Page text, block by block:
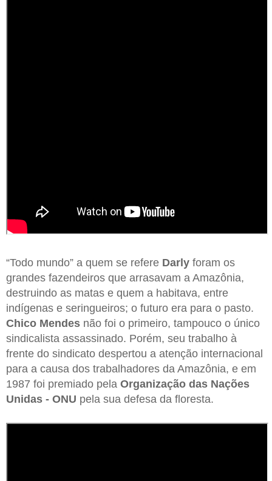
“Todo mundo” a quem se refere Darly foram os
grandes fazendeiros que arrasavam a Amazônia,
destruindo as matas e quem a habitava, entre
indígenas e seringueiros; o futuro era para o pasto.
Chico Mendes não foi o primeiro, tampouco o único
sindicalista assassinado. Porém, seu trabalho à
frente do sindicato despertou a atenção internacional
para a causa dos trabalhadores da Amazônia, e em
1987 foi premiado pela Organização das Nações
Unidas - ONU pela sua defesa da floresta.